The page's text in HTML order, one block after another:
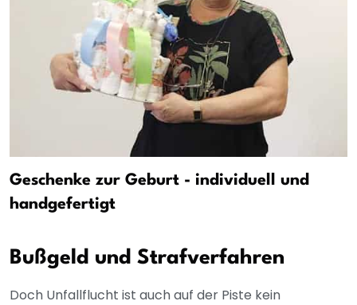
Geschenke zur Geburt - individuell und
handgefertigt
Bußgeld und Strafverfahren
Doch Unfallflucht ist auch auf der Piste kein